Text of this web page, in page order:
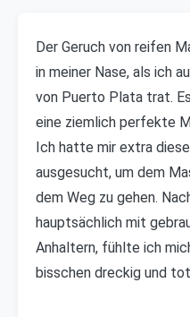
Der Geruch von reifen
in meiner Nase, als ich
von Puerto Plata trat.
eine ziemlich perfekte
Ich hatte mir extra
ausgesucht, um dem
dem Weg zu gehen.
hauptsächlich mit
Anhaltern, fühlte ich
bisschen dreckig und